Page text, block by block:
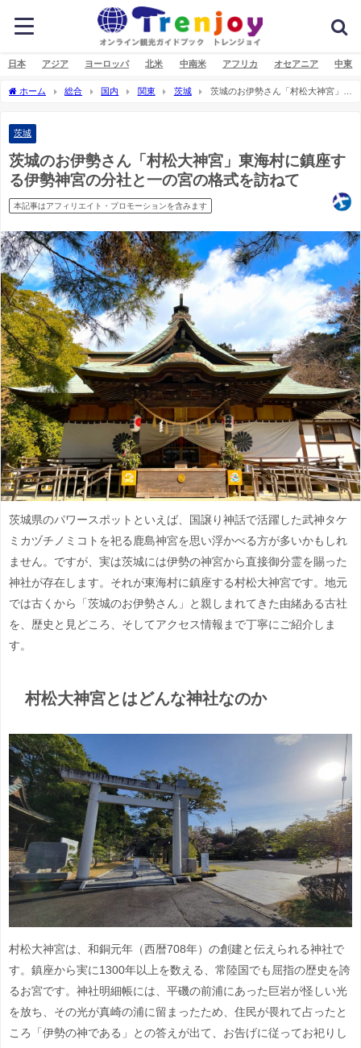
日本 アジア ヨーロッパ 北米 中南米 アフリカ オセアニア 中東
ホーム 総合 国内 関東 茨城
茨城のお伊勢さん「村松大神宮」東
茨城
茨城のお伊勢さん「村松大神宮」東海村に鎮座す
る伊勢神宮の分社と一の宮の格式を訪ねて
本記事はアフィリエイト・プロモーションを含みます
茨城県のパワースポットといえば、国譲り神話で活躍した武神タケ
ミカヅチノミコトを祀る鹿島神宮を思い浮かべる方が多いかもしれ
ません。ですが、実は茨城には伊勢の神宮から直接御分霊を賜った
神社が存在します。それが東海村に鎮座する村松大神宮です。地元
では古くから「茨城のお伊勢さん」と親しまれてきた由緒ある古社
を、歴史と見どころ、そしてアクセス情報まで丁寧にご紹介しま
す。
村松大神宮とはどんな神社なのか
村松大神宮は、和銅元年（西暦708年）の創建と伝えられる神社で
す。鎮座から実に1300年以上を数える、常陸国でも屈指の歴史を誇
るお宮です。神社明細帳には、平磯の前浦にあった巨岩が怪しい光
を放ち、その光が真崎の浦に留まったため、住民が畏れて占ったと
ころ「伊勢の神である」との答えが出て、お告げに従ってお祀りし